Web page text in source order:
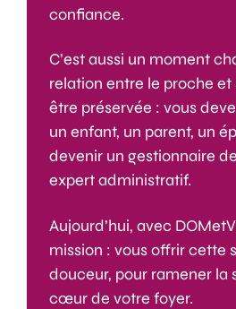
confiance.
C’est aussi un moment
relation entre le proche
être préservée : vous
un enfant, un parent, un
devenir un gestionnaire
expert administratif.
Aujourd’hui, avec
mission : vous offrir cette
douceur, pour ramener la
cœur de votre foyer.